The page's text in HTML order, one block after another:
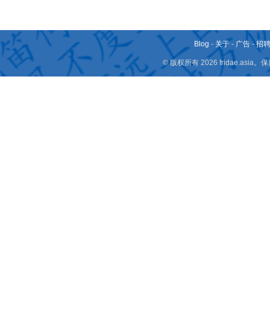
Blog - 关于 - 广告 -招
© 版权所有 2026 fridae.asia。